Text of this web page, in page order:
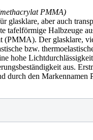
PMMA)
glasklare, aber auch
tafelförmige Halbzeuge
(PMMA). Der glasklare,
bzw.
hohe
aus.
durch den